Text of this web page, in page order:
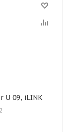
U 09, iLINK